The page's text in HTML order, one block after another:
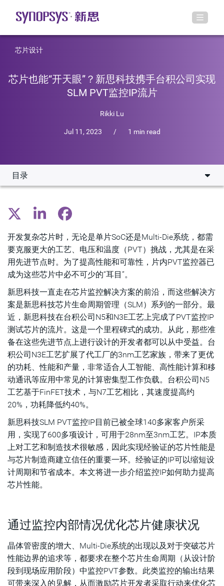
芯片设计
芯片也能“开天眼”？新思科技携手台积公司实现
SLM PVT监控IP流片
Rikki Lu
Jul 11, 2023 / 1 min read
目录
经过质量认证的芯片IP
在设计和现场应用之间形成闭环
开发复杂芯片时，无论是单片SoC还是Multi-Die系统，都需
要克服更大的工艺、电压和温度（PVT）挑战，尤其是在采
用先进节点时。为了提高性能和可靠性，片内PVT监控器已
成为这些芯片中必不可少的“耳目”。
新思科技一直走在芯片监控解决方案的前沿，而这些解决方
案是新思科技芯片生命周期管理（SLM）系列的一部分。最
近，新思科技在台积公司N5和N3E工艺上完成了PVT监控IP
测试芯片的流片。这是一个里程碑式的成功。从此，那些准
备在这些先进节点上进行设计的开发者都可以从中受益。台
积公司N3E工艺扩展了代工厂的3nm工艺家族，带来了更优
的功耗、性能和产量，非常适合人工智能、高性能计算和移
动通讯等应用中常见的计算密集型工作负载。台积公司N5
工艺基于FinFET技术，与N7工艺相比，其速度提高约
20%，功耗降低约40%。
新思科技SLM PVT监控IP目前已被全球140多家客户所采
用，实现了600多项设计，可用于28nm至3nm工艺。IP本质
上对工艺和制造技术很敏感，因此实现经验证的芯片性能是
与芯片制造商建立信任的重要一环。经验证的IP可以缩短设
计周期和节省成本。本文将进一步介绍监控IP如何助力提高
芯片性能。
通过监控内部情况优化芯片健康状况
晶体管密度的增大、Multi-Die系统的出现以及对于突破芯片
性能边界的追求等，都要求在整个芯片生命周期（从设计阶
段到现场应用阶段）中监控PVT参数。此类监控的输出结果
可带来深入的见解，从而激励芯片开发者采取行动来优化芯